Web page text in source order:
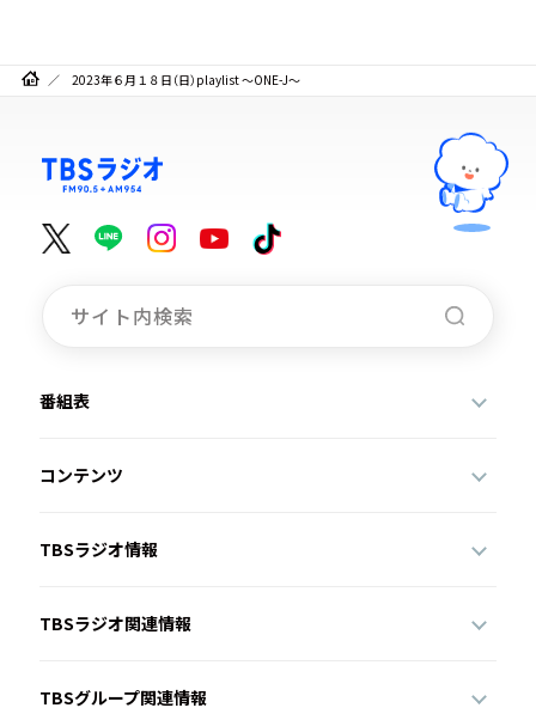
2023年６月１８日（日）playlist ～ONE-J～
番組表
コンテンツ
TBSラジオ情報
TBSラジオ関連情報
TBSグループ関連情報